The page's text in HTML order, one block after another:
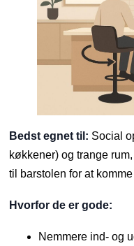
Bedst egnet til: Social
køkkener) og trange
til barstolen for at
Hvorfor de er gode:
Nemmere ind- og